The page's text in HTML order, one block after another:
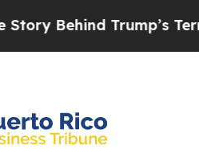
Trump’s Terrible